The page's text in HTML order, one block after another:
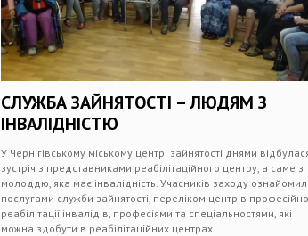
СЛУЖБА ЗАЙНЯТОСТІ – ЛЮДЯМ З
ІНВАЛІДНІСТЮ
У Чернігівському міському центрі зайнятості днями
зустріч з представниками реабілітаційного центру, а саме з
молоддю, яка має інвалідність. Учасників заходу
послугами служби зайнятості, переліком центрів
реабілітації інвалідів, професіями та спеціальностями, які
можна здобути в реабілітаційних центрах.